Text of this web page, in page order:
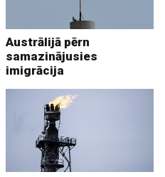
Austrālijā pērn
samazinājusies
imigrācija